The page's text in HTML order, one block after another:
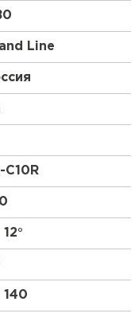
Line
С10R
140